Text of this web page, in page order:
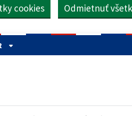
cookies Odmietnuť